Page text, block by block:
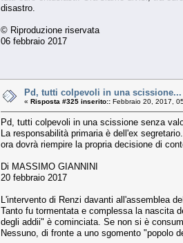
disastro.
© Riproduzione riservata
06 febbraio 2017
Pd, tutti colpevoli in una scissione...
« Risposta #325 inserito:: Febbraio 20, 2017,
Pd, tutti colpevoli in una scissione senza
La responsabilità primaria è dell'ex
ora dovrà riempire la propria decisione di
Di MASSIMO GIANNINI
20 febbraio 2017
L'intervento di Renzi davanti all'assemblea
Tanto fu tormentata e complessa la nascita
degli addii" è cominciata. Se non si è
Nessuno, di fronte a uno sgomento "popolo